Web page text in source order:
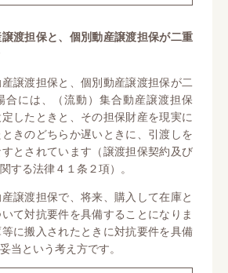
譲渡担保と、個別動産譲渡担保が二重
譲渡担保と、個別動産譲渡担保が二
合には、（流動）集合動産譲渡担保
したときと、その担保財産を現実に
きのどちらか遅いときに、引渡しを
とされています（譲渡担保契約及び
する法律４１条２項）。
譲渡担保で、将来、購入して在庫と
て対抗要件を具備することになりま
に搬入されたときに対抗要件を具備
当という考え方です。